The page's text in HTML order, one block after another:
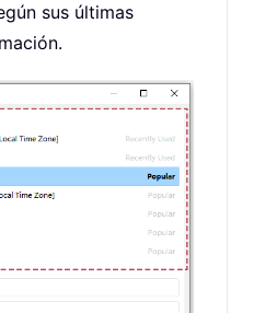
sus últimas